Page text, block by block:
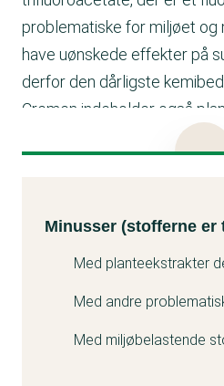
problematiske for miljøet
have uønskede effekter på
derfor den dårligste
Cremen indeholder også
limon peel oil og Lavandula
dårligste kemibedømmelse,
Minusser (stofferne er
Med planteekstrakter
Med andre
Med miljøbelastende